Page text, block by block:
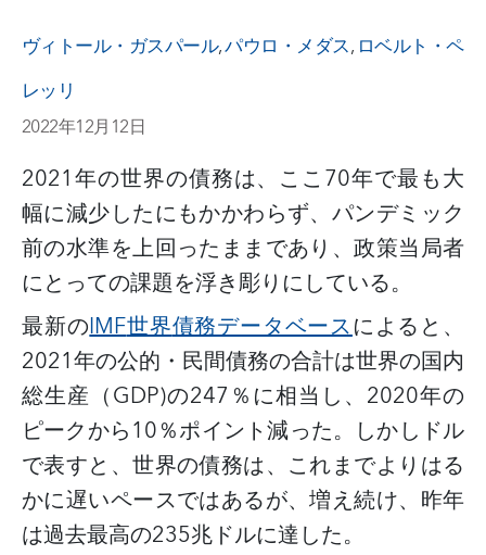
ヴィトール・ガスパール,パウロ・メダス, ロベルト・ペ
レッリ
2022年12月12日
2021年の世界の債務は、ここ70年で最も大
幅に減少したにもかかわらず、パンデミック
前の水準を上回ったままであり、政策当局者
にとっての課題を浮き彫りにしている。
最新のIMF世界債務データベースによると、
2021年の公的・民間債務の合計は世界の国内
総生産（GDP)の247％に相当し、2020年の
ピークから10％ポイント減った。 しかしドル
で表すと、世界の債務は、これまでよりはる
かに遅いペースではあるが、増え続け、昨年
は過去最高の235兆ドルに達した。